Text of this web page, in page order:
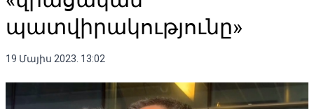
պատվիրակությունը»
19 Մայիս 2023. 13:02